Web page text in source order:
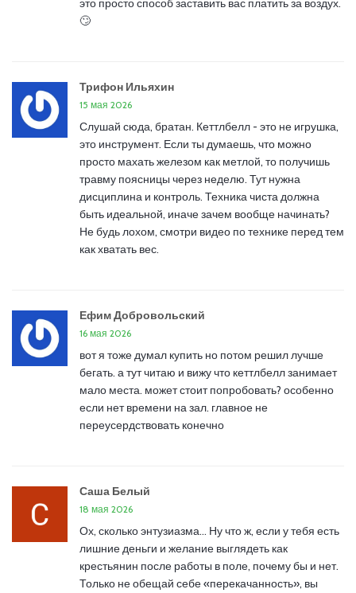
это просто способ заставить вас платить за воздух.
🙄
Трифон Ильяхин
15 мая 2026
Слушай сюда, братан. Кеттлбелл - это не игрушка,
это инструмент. Если ты думаешь, что можно
просто махать железом как метлой, то получишь
травму поясницы через неделю. Тут нужна
дисциплина и контроль. Техника чиста должна
быть идеальной, иначе зачем вообще начинать?
Не будь лохом, смотри видео по технике перед тем
как хватать вес.
Ефим Добровольский
16 мая 2026
вот я тоже думал купить но потом решил лучше
бегать. а тут читаю и вижу что кеттлбелл занимает
мало места. может стоит попробовать? особенно
если нет времени на зал. главное не
переусердствовать конечно
Саша Белый
18 мая 2026
Ох, сколько энтузиазма... Ну что ж, если у тебя есть
лишние деньги и желание выглядеть как
крестьянин после работы в поле, почему бы и нет.
Только не обещай себе «перекачанность», вы